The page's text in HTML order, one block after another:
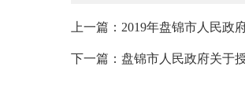
上一篇：2019年盘锦市人民政
下一篇：盘锦市人民政府关于